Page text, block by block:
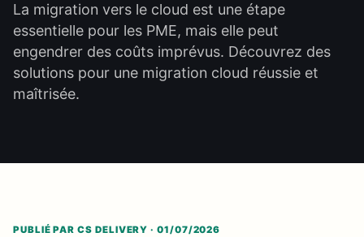
La migration vers le cloud est une étape
essentielle pour les PME, mais elle peut
engendrer des coûts imprévus. Découvrez des
solutions pour une migration cloud réussie et
maîtrisée.
PUBLIÉ PAR CS DELIVERY · 01/07/2026